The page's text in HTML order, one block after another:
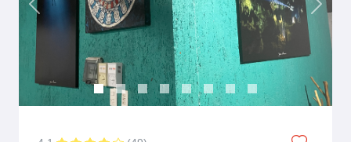
Previous Next